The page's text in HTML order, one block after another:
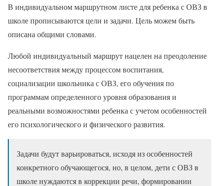
В индивидуальном маршрутном листе для ребенка с ОВЗ в
школе прописываются цели и задачи. Цель можем быть
описана общими словами.
Любой индивидуальный маршрут нацелен на преодоление
несоответствия между процессом воспитания,
социализации школьника с ОВЗ, его обучения по
программам определенного уровня образования и
реальными возможностями ребенка с учетом особенностей
его психологического и физического развития.
Задачи будут варьироваться, исходя из особенностей
конкретного обучающегося, но, в целом, дети с ОВЗ в
школе нуждаются в коррекции речи, формировании